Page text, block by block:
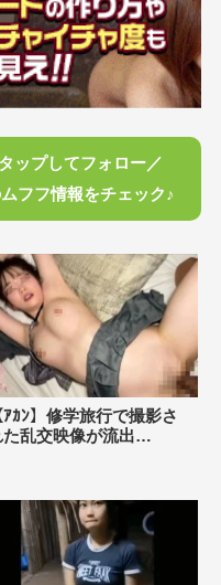
ップしてフォロー／
フフ情報をチェック♪
ｱｶﾝ】修学旅行で撮影さ
た乱交映像が流出…